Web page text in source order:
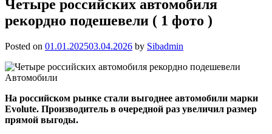
Четыре российских автомобиля
рекордно подешевели ( 1 фото )
Posted on 01.01.202503.04.2026 by Sibadmin
На российском рынке стали выгоднее автомобили марки
Evolute. Производитель в очередной раз увеличил размер
прямой выгоды.